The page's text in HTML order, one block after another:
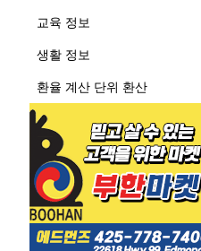
교육 정보
생활 정보
환율 계산 단위 환산